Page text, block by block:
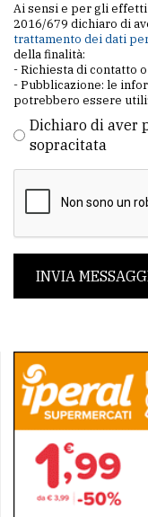
Ai sensi e per gli effetti
2016/679 dichiaro di
trattamento dei dati
della finalità:
- Richiesta di contatto
- Pubblicazione: le
potrebbero essere
Dichiaro di aver
sopracitata
INVIA